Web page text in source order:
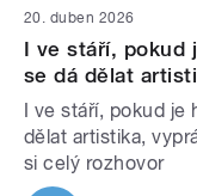
20. duben 2026
I ve stáří, pokud
se dá dělat
I ve stáří, pokud je
dělat artistika,
si celý rozhovor